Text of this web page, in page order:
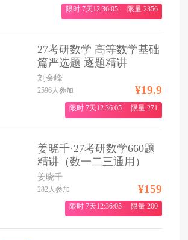
限时7天12:36:04 限量 2356
27考研数学 高等数学基础
篇严选题 逐题精讲
刘金峰
2596人参加 ¥19.9
限时7天12:36:04 限量 271
姜晓千·27考研数学660题
精讲（数一二三通用）
姜晓千
282人参加 ¥159
限时7天12:36:04 限量 200